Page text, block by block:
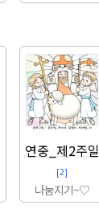
연중_제2주일
[2]
나눔지기~♡